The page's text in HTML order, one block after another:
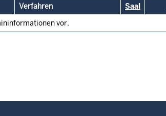
Verfahren Saal
vor.